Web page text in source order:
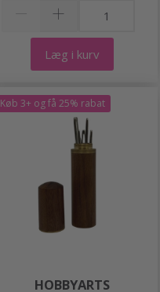
Læg i kurv
Køb 3+ og få 25% rabat
HOBBYARTS